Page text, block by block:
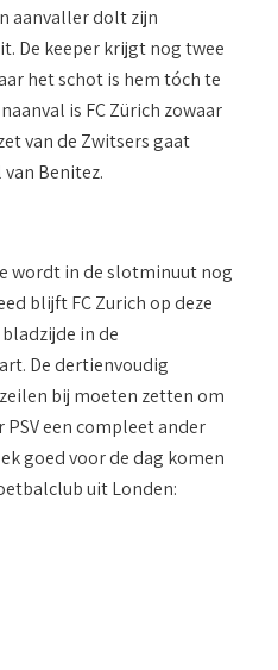
aanvaller dolt zijn
De keeper krijgt nog twee
het schot is hem tóch te
is FC Zürich zowaar
van de Zwitsers gaat
Benitez.
wordt in de slotminuut nog
blijft FC Zurich op deze
in de
De dertienvoudig
bij moeten zetten om
een compleet ander
goed voor de dag komen
uit Londen: